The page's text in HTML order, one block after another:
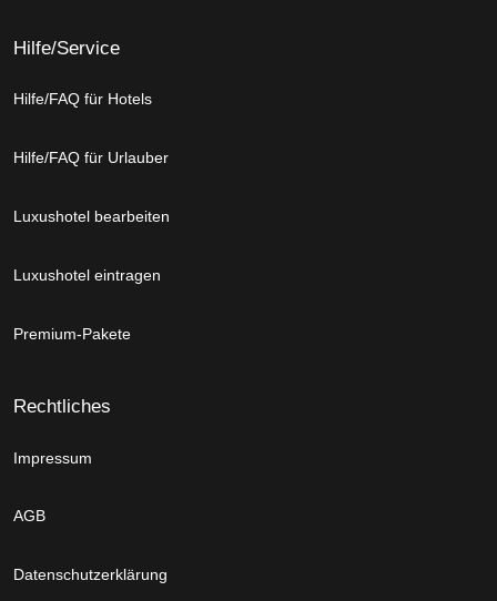
Hilfe/Service
Hilfe/FAQ für Hotels
Hilfe/FAQ für Urlauber
Luxushotel bearbeiten
Luxushotel eintragen
Premium-Pakete
Rechtliches
Impressum
AGB
Datenschutzerklärung